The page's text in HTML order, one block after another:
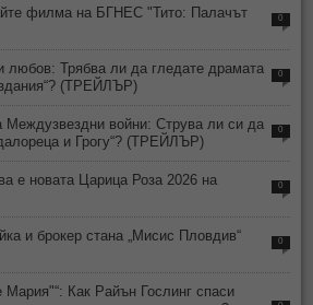
филма на БГНЕС "Тито: Палачът
0
любов: Трябва ли да гледате драмата
(ТРЕЙЛЪР)
0
Междузвездни войни: Струва ли си да
и Грогу“? (ТРЕЙЛЪР)
0
е новата Царица Роза 2026 на
0
и брокер стана „Мисис Пловдив“
0
Мария"“: Как Райън Гослинг спаси